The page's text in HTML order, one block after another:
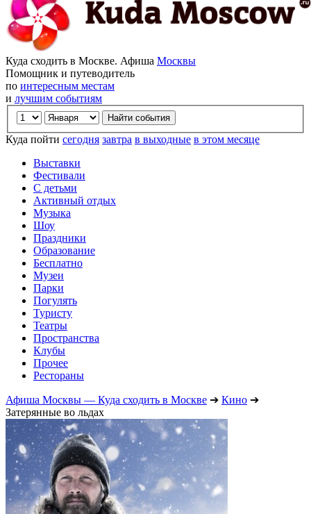
Куда сходить в Москве. Афиша Москвы
Помощник и путеводитель
по интересным местам
и лучшим событиям
Куда пойти сегодня завтра в выходные в этом месяце
Выставки
Фестивали
С детьми
Активный отдых
Музыка
Шоу
Праздники
Образование
Бесплатно
Музеи
Парки
Погулять
Туристу
Театры
Пространства
Клубы
Прочее
Рестораны
Афиша Москвы — Куда сходить в Москве ➔ Кино ➔
Затерянные во льдах